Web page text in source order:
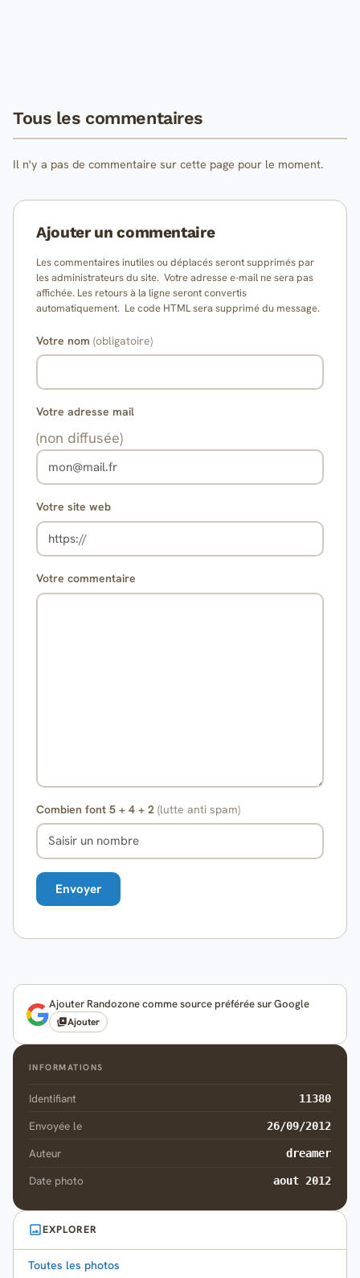
Tous les commentaires
Il n'y a pas de commentaire sur cette page pour le moment.
Ajouter un commentaire
Les commentaires inutiles ou déplacés seront supprimés par
les administrateurs du site. Votre adresse e-mail ne sera pas
affichée. Les retours à la ligne seront convertis
automatiquement. Le code HTML sera supprimé du message.
Votre nom (obligatoire)
Votre adresse mail
(non diffusée)
Votre site web
Votre commentaire
Combien font 5 + 4 + 2 (lutte anti spam)
Ajouter Randozone comme source préférée sur Google
Ajouter
INFORMATIONS
Identifiant 11380
Envoyée le 26/09/2012
Auteur dreamer
Date photo aout 2012
EXPLORER
Toutes les photos